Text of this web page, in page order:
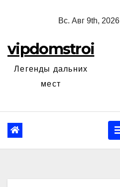
Вс. Авг 9th, 2026
vipdomstroi
Легенды дальних
мест